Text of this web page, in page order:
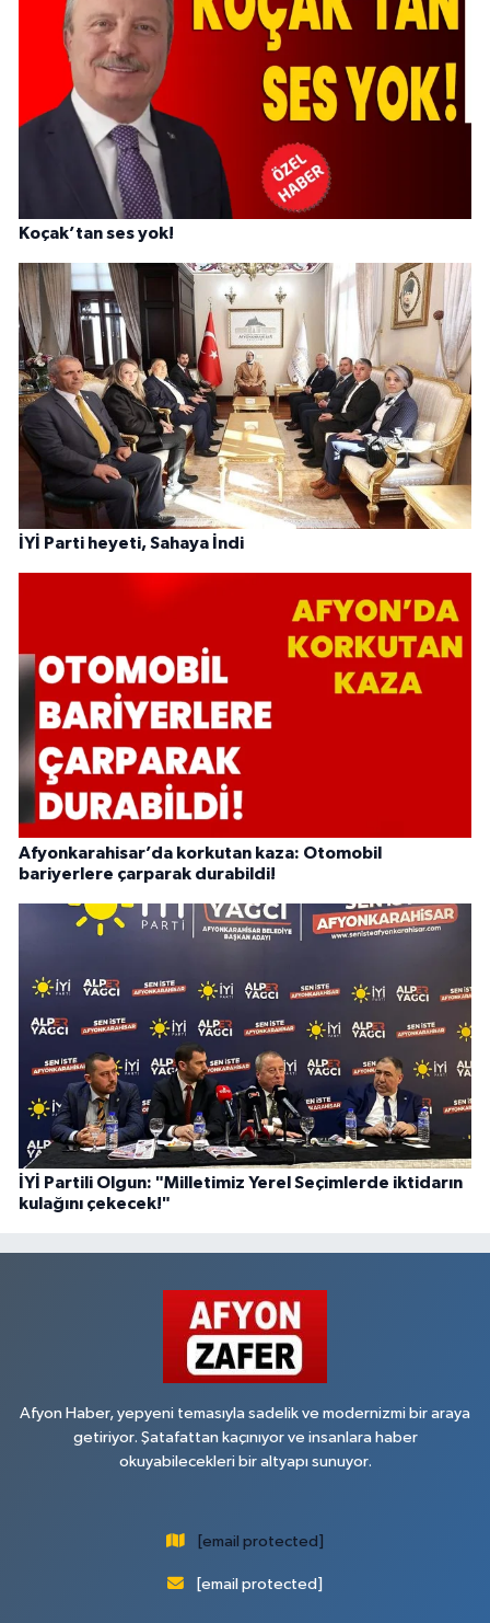
Koçak’tan ses yok!
İYİ Parti heyeti, Sahaya İndi
Afyonkarahisar’da korkutan kaza: Otomobil
bariyerlere çarparak durabildi!
İYİ Partili Olgun: "Milletimiz Yerel Seçimlerde iktidarın
kulağını çekecek!"
Afyon Haber, yepyeni temasıyla sadelik ve modernizmi bir araya
getiriyor. Şatafattan kaçınıyor ve insanlara haber
okuyabilecekleri bir altyapı sunuyor.
[email protected]
[email protected]